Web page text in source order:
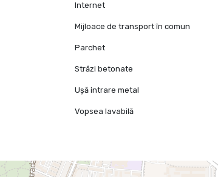
Internet
Mijloace de transport în comun
Parchet
Străzi betonate
Ușă intrare metal
Vopsea lavabilă